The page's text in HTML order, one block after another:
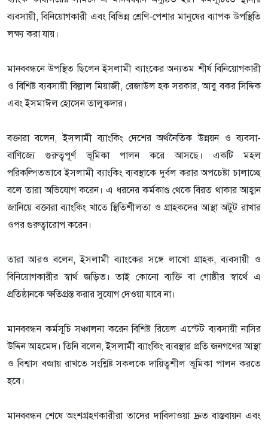
ব্যবসায়ী, বিনিয়োগকারী এবং বিভিন্ন শ্রেণি-পেশার মানুষের ব্যাপক উপস্থিতি
লক্ষ্য করা যায়।
মানববন্ধনে উপস্থিত ছিলেন ইসলামী ব্যাংকের অন্যতম শীর্ষ বিনিয়োগকারী
ও বিশিষ্ট ব্যবসায়ী বিল্লাল মিয়াজী, রেজাউল হক সরকার, আবু বকর সিদ্দিক
এবং ইসমাঈল হোসেন তালুকদার।
বক্তারা বলেন, ইসলামী ব্যাংকিং দেশের অর্থনৈতিক উন্নয়ন ও ব্যবসা-
বাণিজ্যে গুরুত্বপূর্ণ ভূমিকা পালন করে আসছে। একটি মহল
পরিকল্পিতভাবে ইসলামী ব্যাংকিং ব্যবস্থাকে দুর্বল করার অপচেষ্টা চালাচ্ছে
বলে তারা অভিযোগ করেন। এ ধরনের কর্মকাণ্ড থেকে বিরত থাকার আহ্বান
জানিয়ে বক্তারা ব্যাংকিং খাতে স্থিতিশীলতা ও গ্রাহকদের আস্থা অটুট রাখার
ওপর গুরুত্বারোপ করেন।
তারা আরও বলেন, ইসলামী ব্যাংকের সঙ্গে লাখো গ্রাহক, ব্যবসায়ী ও
বিনিয়োগকারীর স্বার্থ জড়িত। তাই কোনো ব্যক্তি বা গোষ্ঠীর স্বার্থে এ
প্রতিষ্ঠানকে ক্ষতিগ্রস্ত করার সুযোগ দেওয়া যাবে না।
মানববন্ধন কর্মসূচি সঞ্চালনা করেন বিশিষ্ট রিয়েল এস্টেট ব্যবসায়ী নাসির
উদ্দিন আহমেদ। তিনি বলেন, ইসলামী ব্যাংকিং ব্যবস্থার প্রতি জনগণের আস্থা
ও বিশ্বাস বজায় রাখতে সংশ্লিষ্ট সকলকে দায়িত্বশীল ভূমিকা পালন করতে
হবে।
মানববন্ধন শেষে অংশগ্রহণকারীরা তাদের দাবিদাওয়া দ্রুত বাস্তবায়ন এবং